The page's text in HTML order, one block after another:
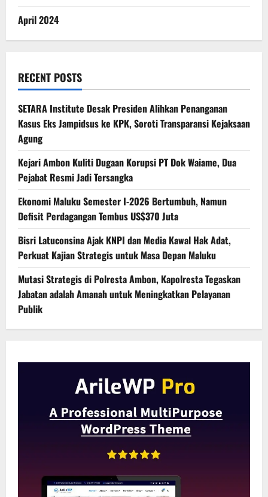
April 2024
RECENT POSTS
SETARA Institute Desak Presiden Alihkan Penanganan
Kasus Eks Jampidsus ke KPK, Soroti Transparansi Kejaksaan
Agung
Kejari Ambon Kuliti Dugaan Korupsi PT Dok Waiame, Dua
Pejabat Resmi Jadi Tersangka
Ekonomi Maluku Semester I-2026 Bertumbuh, Namun
Defisit Perdagangan Tembus US$370 Juta
Bisri Latuconsina Ajak KNPI dan Media Kawal Hak Adat,
Perkuat Kajian Strategis untuk Masa Depan Maluku
Mutasi Strategis di Polresta Ambon, Kapolresta Tegaskan
Jabatan adalah Amanah untuk Meningkatkan Pelayanan
Publik